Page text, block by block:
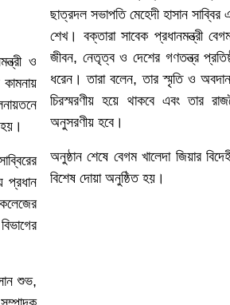
ও
প্রধান
শুভ,
ছাত্রদল সভাপতি মেহেদী হাসান
শেখ। বক্তারা সাবেক প্রধানমন্ত্রী
জীবন, নেতৃত্ব ও দেশের গণতন্ত্র
ধরেন। তারা বলেন, তার স্মৃতি ও অবদান
চিরস্মরণীয় হয়ে থাকবে এবং তার
অনুসরণীয় হবে।
অনুষ্ঠান শেষে বেগম খালেদা জিয়ার
বিশেষ দোয়া অনুষ্ঠিত হয়।